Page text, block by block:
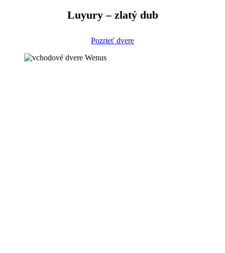
Luyury – zlatý dub
Pozrieť dvere